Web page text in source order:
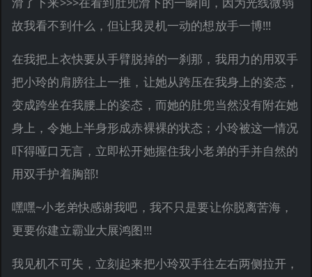
故我看不到什么，但让我灵机一动的想放手一博!!!
在我把上衣快要从手臂脱掉的一刹那，我用力的用双手
把小玲的肩膀往上一推，让她从跨压在我身上的姿态，
变成跨坐在我腰上的姿态，而她的肚兜当然没有附在她
身上，令她上半身形成赤裸裸的状态；小玲被这一情况
吓得哑口无言，立即松开她握住我小老弟的手并自然的
用双手护着胸部!
嘿嘿~小老弟快感谢我吧，我不只是要让你脱离苦海，
更要你建立霸业大展鸿图!!!
我见机不可失，立刻起来把小玲双手往左右两侧拉开，